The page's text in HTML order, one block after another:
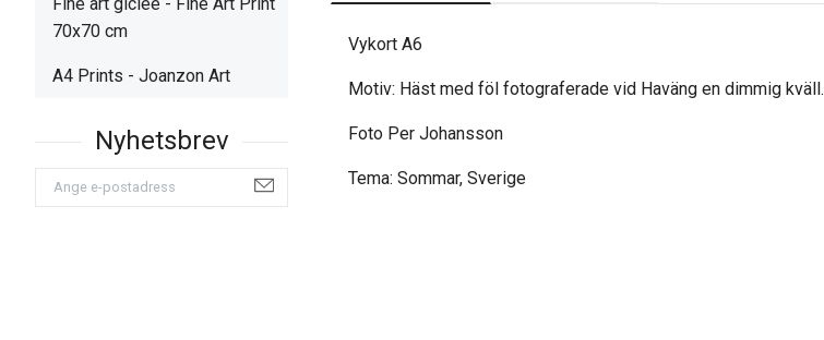
70x70 cm
A4 Prints - Joanzon Art
Vykort A6
Motiv: Häst med föl fotograferade vid Haväng en dimmig kväll.
Foto Per Johansson
Tema: Sommar, Sverige